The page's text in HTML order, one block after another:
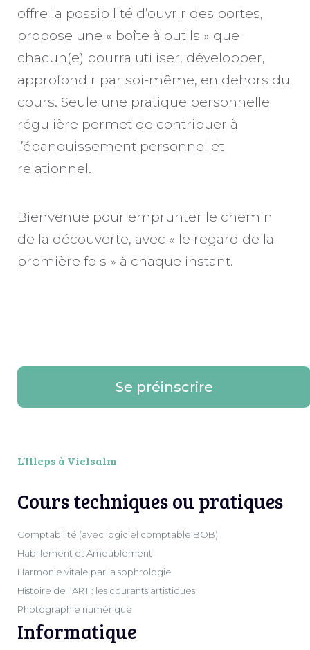
offre la possibilité d’ouvrir des portes,
propose une « boîte à outils » que
chacun(e) pourra utiliser, développer,
approfondir par soi-même, en dehors du
cours. Seule une pratique personnelle
régulière permet de contribuer à
l’épanouissement personnel et
relationnel.
Bienvenue pour emprunter le chemin
de la découverte, avec « le regard de la
première fois » à chaque instant.
Se préinscrire
L’Illeps à Vielsalm
Cours techniques ou pratiques
Comptabilité (avec logiciel comptable BOB)
Habillement et Ameublement
Harmonie vitale par la sophrologie
Histoire de l’ART : les courants artistiques
Photographie numérique
Informatique